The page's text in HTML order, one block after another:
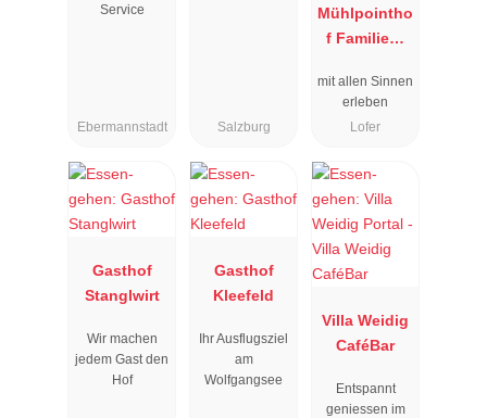
Service
Ebermannstadt Salzburg
Mühlpointho
f Familien-
mit allen Sinnen
erleben
Lofer
Gasthof
Stanglwirt
Wir machen
jedem Gast den
Hof
Gasthof
Kleefeld
Ihr Ausflugsziel
am
Wolfgangsee
Villa Weidig
CaféBar
Entspannt
geniessen im